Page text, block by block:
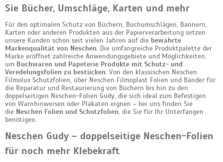
Sie Bücher, Umschläge, Karten und mehr
Für den optimalen Schutz von Büchern, Buchumschlägen, Bannern,
Karten oder anderen Produkten aus der Papierverarbeitung setzen
unsere Kunden schon seit vielen Jahren auf die bewährte
Markenqualität von Neschen. Die umfangreiche Produktpalette der
Marke eröffnet zahlreiche Anwendungsgebiete und Möglichkeiten,
um Buchwaren und Papeterie Produkte mit Schutz- und
Veredelungsfolien zu bestücken. Von den klassischen Neschen
Filmolux Schutzfolien, über Neschen Filmoplast Folien und Bänder für
die Reparatur und Restaurierung von Büchern bis hin zu den
doppelseitigen Neschen-Folien Gudy, die sich ideal zum Befestigen
von Warnhinweisen oder Plakaten eignen – bei uns finden Sie
die Neschen Folien und Schutzfolien, die Sie für Ihr Unterfangen
benötigen.
Neschen Gudy – doppelseitige Neschen-Folien
für noch mehr Klebekraft